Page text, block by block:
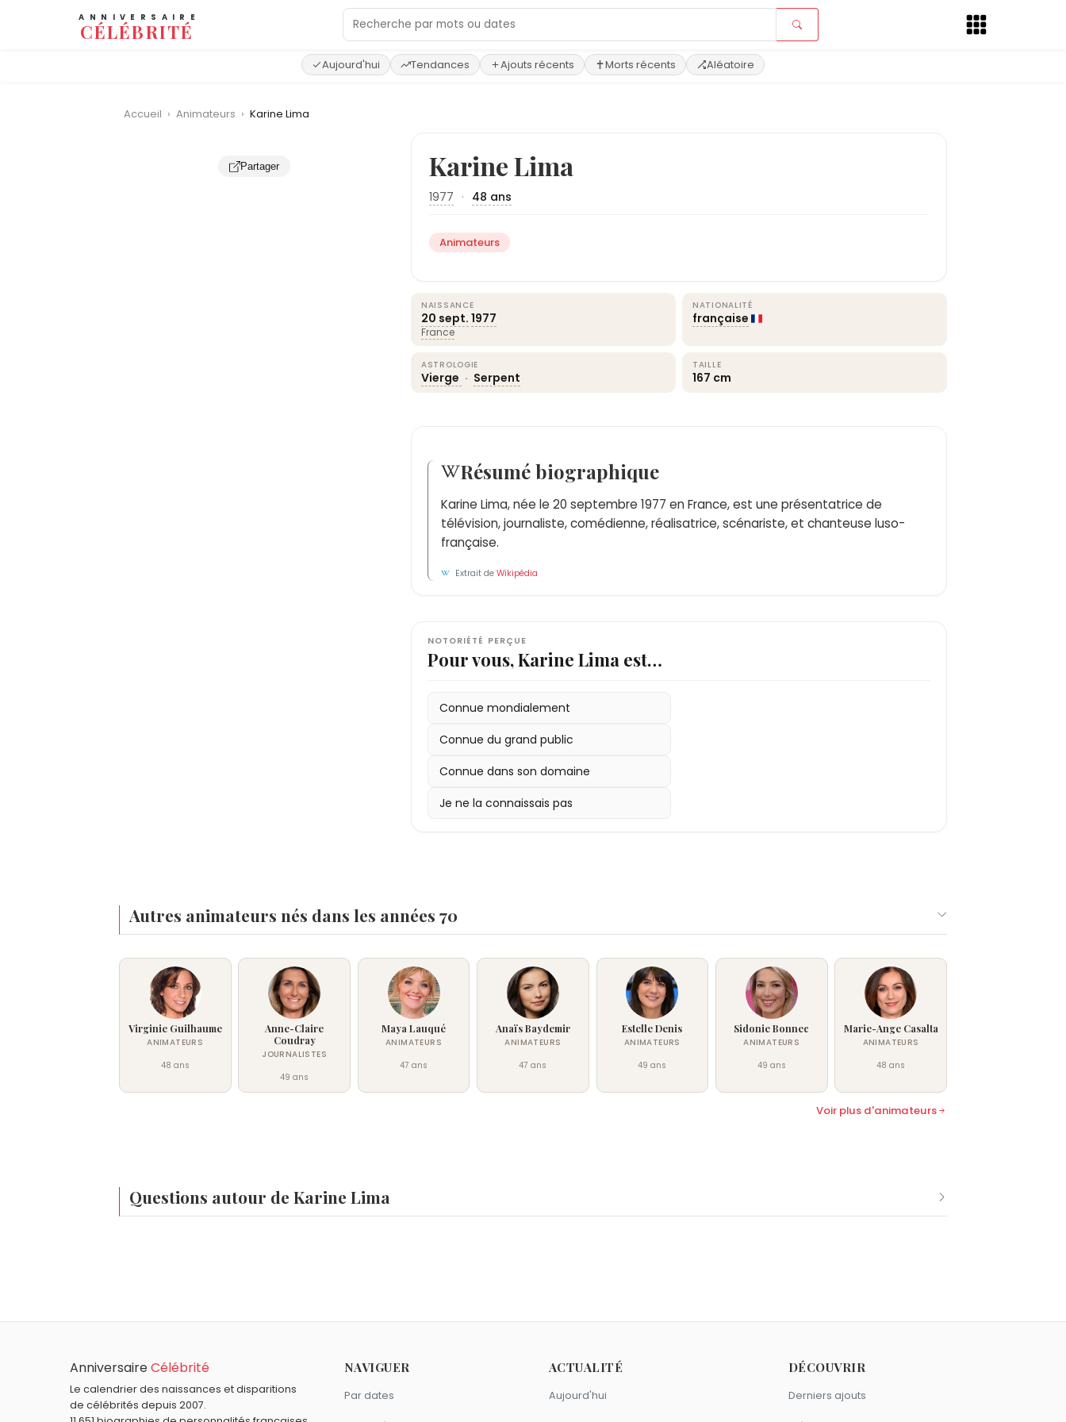
ANNIVERSAIRE
CÉLÉBRITÉ
Aujourd'hui Tendances Ajouts récents Morts récents Aléatoire
Accueil › Animateurs › Karine Lima
Partager Karine Lima
1977 · 48 ans
Animateurs
NAISSANCE
20 sept. 1977
France
NATIONALITÉ
française
ASTROLOGIE
Vierge · Serpent
TAILLE
167 cm
Résumé biographique
Karine Lima, née le 20 septembre 1977 en France, est une présentatrice de
télévision, journaliste, comédienne, réalisatrice, scénariste, et chanteuse luso-
française.
Extrait deWikipédia
NOTORIÉTÉ PERÇUE
Pour vous, Karine Lima est…
Connue mondialement
Connue du grand public
Connue dans son domaine
Je ne la connaissais pas
Autres animateurs nés dans les années 70
Virginie Guilhaume
ANIMATEURS
48 ans
Anne-Claire
Coudray
JOURNALISTES
49 ans
Maya Lauqué
ANIMATEURS
47 ans
Anaïs Baydemir
ANIMATEURS
47 ans
Estelle Denis
ANIMATEURS
49 ans
Sidonie Bonnec
ANIMATEURS
49 ans
Marie-Ange Casalta
ANIMATEURS
48 ans
Voir plus d'animateurs
Questions autour de Karine Lima
Grichka Bogdanoff Géraldine Carré Valérie Bénaïmsont du signe Vierge.
AnniversaireCélébrité
Le calendrier des naissances et disparitions
de célébrités depuis 2007.
NAVIGUER
Par dates
ACTUALITÉ
Aujourd'hui
DÉCOUVRIR
Derniers ajouts